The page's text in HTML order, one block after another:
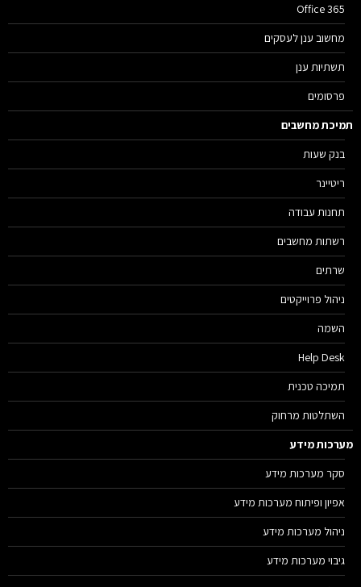
Office 365
מחשוב ענן לעסקים
תשתיות ענן
פרסומים
מחשבים
בנק שעות
ריטיינר
תחנות עבודה
רשתות מחשבים
שרתים
ניהול פרוייקטים
השמה
Help Desk
תמיכה טכנית
השתלטות מרחוק
מידע
סקר מערכות מידע
אפיון ופיתוח מערכות מידע
ניהול מערכות מידע
גיבוי מערכות מידע